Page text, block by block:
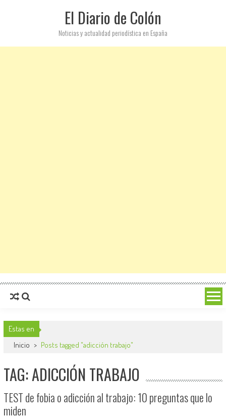
El Diario de Colón
Noticias y actualidad periodística en España
Estas en
Inicio > Posts tagged "adicción trabajo"
TAG: ADICCIÓN TRABAJO
TEST de fobia o adicción al trabajo: 10 preguntas que lo
miden